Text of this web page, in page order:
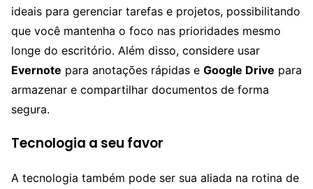
ideais para gerenciar tarefas e projetos, possibilitando
que você mantenha o foco nas prioridades mesmo
longe do escritório. Além disso, considere usar
Evernote para anotações rápidas e Google Drive para
armazenar e compartilhar documentos de forma
segura.
Tecnologia a seu favor
A tecnologia também pode ser sua aliada na rotina de